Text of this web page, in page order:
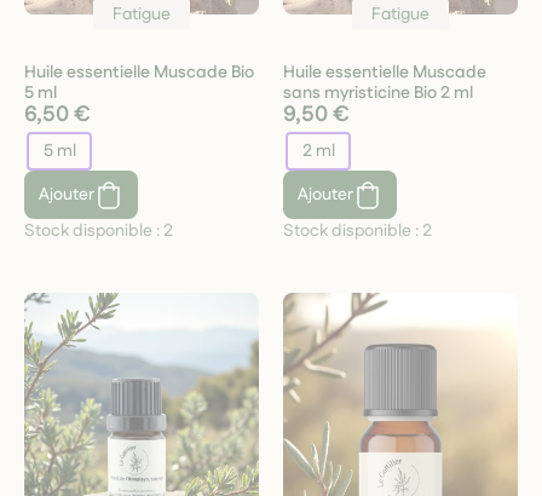
Fatigue
Huile essentielle Muscade Bio
5 ml
6,50 €
5 ml
Ajouter
Stock disponible : 2
Fatigue
Huile essentielle Muscade
sans myristicine Bio 2 ml
9,50 €
2 ml
Ajouter
Stock disponible : 2